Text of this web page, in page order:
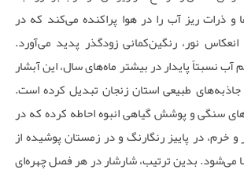
ذرات ریز آب را در هوا پراکنده می‌کند که در
انعکاس نور، رنگین‌کمانی زودگذر پدید می‌آورد.
آب نسبتاً پایدار در بیشتر ماه‌های سال، این آبشار
جاذبه‌های طبیعی استان زنجان تبدیل کرده است.
سنگی و پوشش گیاهی انبوه احاطه کرده که در
و خرم، در پاییز رنگارنگ و در زمستان پوشیده از
می‌شود. بدین ترتیب، شارشار در هر فصل چهره‌ای